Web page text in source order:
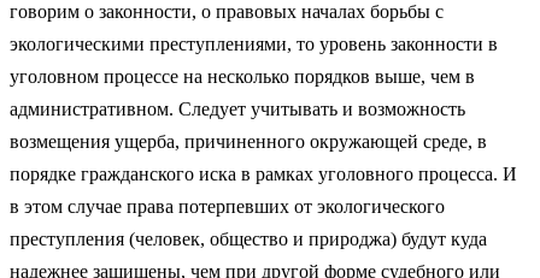
говорим о законности, о правовых началах борьбы с
экологическими преступлениями, то уровень законности в
уголовном процессе на несколько порядков выше, чем в
административном. Следует учитывать и возможность
возмещения ущерба, причиненного окружающей среде, в
порядке гражданского иска в рамках уголовного процесса. И
в этом случае права потерпевших от экологического
преступления (человек, общество и природжа) будут куда
надежнее защищены, чем при другой форме судебного или